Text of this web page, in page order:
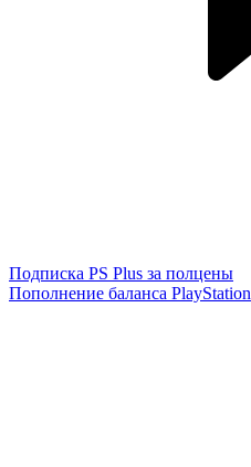
Подписка PS Plus за полцены
Пополнение баланса PlayStation